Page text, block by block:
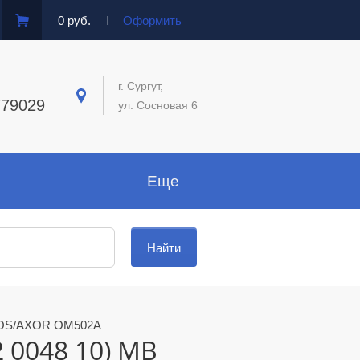
0 руб. Оформить
г. Сургут,
ул. Сосновая 6
Еще
AXOR OM502A
0048 10) MB